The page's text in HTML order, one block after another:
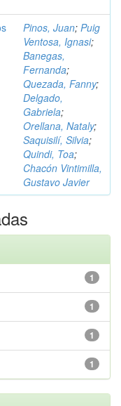
Pinos, Juan; Puig
Ventosa, Ignasi;
Banegas,
Fernanda;
Quezada, Fanny;
Delgado,
Gabriela;
Orellana, Nataly;
Saquisilí, Silvia;
Quindi, Toa;
Chacón Vintimilla,
Gustavo Javier
1
1
1
1